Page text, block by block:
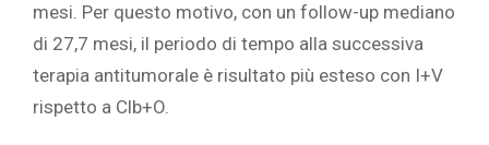
mesi. Per questo motivo, con un follow-up mediano
di 27,7 mesi, il periodo di tempo alla successiva
terapia antitumorale è risultato più esteso con I+V
rispetto a Clb+O.